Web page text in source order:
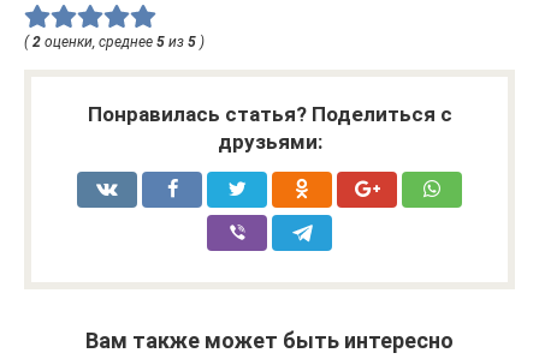
(2 оценки, среднее 5 из 5 )
Понравилась статья? Поделиться с
друзьями:
Вам также может быть интересно